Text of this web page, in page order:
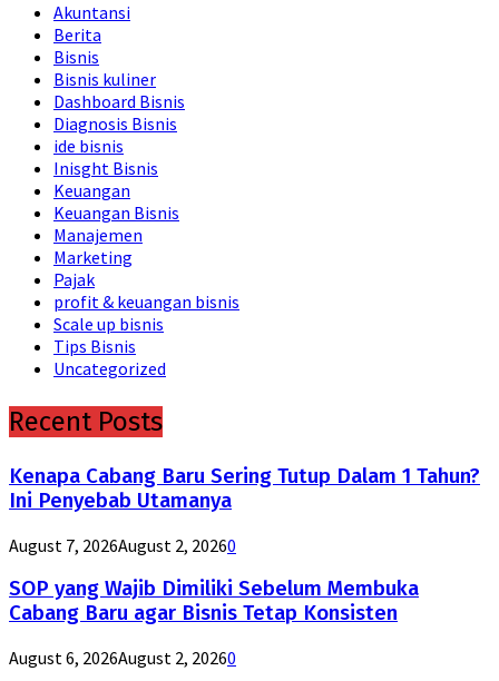
Akuntansi
Berita
Bisnis
Bisnis kuliner
Dashboard Bisnis
Diagnosis Bisnis
ide bisnis
Inisght Bisnis
Keuangan
Keuangan Bisnis
Manajemen
Marketing
Pajak
profit & keuangan bisnis
Scale up bisnis
Tips Bisnis
Uncategorized
Recent Posts
Kenapa Cabang Baru Sering Tutup Dalam 1 Tahun?
Ini Penyebab Utamanya
August 7, 2026August 2, 20260
SOP yang Wajib Dimiliki Sebelum Membuka
Cabang Baru agar Bisnis Tetap Konsisten
August 6, 2026August 2, 20260